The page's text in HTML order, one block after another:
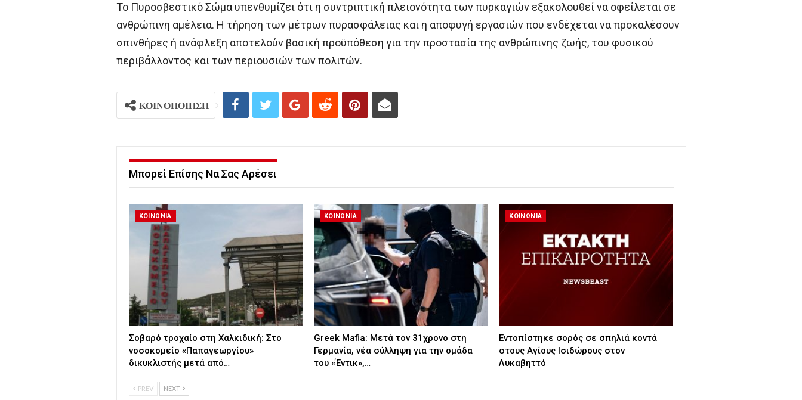
Το Πυροσβεστικό Σώμα υπενθυμίζει ότι η συντριπτική πλειονότητα των πυρκαγιών εξακολουθεί να οφείλεται σε
ανθρώπινη αμέλεια. Η τήρηση των μέτρων πυρασφάλειας και η αποφυγή εργασιών που ενδέχεται να προκαλέσουν
σπινθήρες ή ανάφλεξη αποτελούν βασική προϋπόθεση για την προστασία της ανθρώπινης ζωής, του φυσικού
περιβάλλοντος και των περιουσιών των πολιτών.
ΚΟΙΝΟΠΟΙΗΣΗ
Μπορεί Επίσης Να Σας Αρέσει
ΚΟΙΝΩΝΙΑ
Σοβαρό τροχαίο στη Χαλκιδική: Στο
νοσοκομείο «Παπαγεωργίου»
δικυκλιστής μετά από…
ΚΟΙΝΩΝΙΑ
Greek Mafia: Μετά τον 31χρονο στη
Γερμανία, νέα σύλληψη για την ομάδα
του «Έντικ»,…
ΚΟΙΝΩΝΙΑ
Εντοπίστηκε σορός σε σπηλιά κοντά
στους Αγίους Ισιδώρους στον
Λυκαβηττό
PREV NEXT